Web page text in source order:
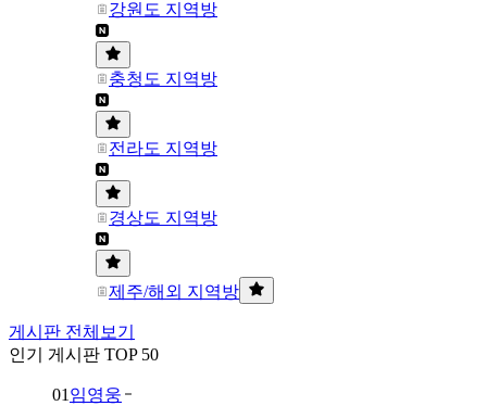
강원도 지역방
충청도 지역방
전라도 지역방
경상도 지역방
제주/해외 지역방
게시판 전체보기
인기 게시판 TOP 50
01 임영웅